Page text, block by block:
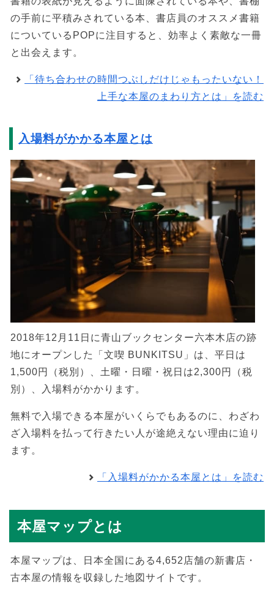
の手前に平積みされている本、書店員のオススメ書籍
についているPOPに注目すると、効率よく素敵な一冊
と出会えます。
「待ち合わせの時間つぶしだけじゃもったいない！
上手な本屋のまわり方とは」を読む
入場料がかかる本屋とは
2018年12月11日に青山ブックセンター六本木店の跡
地にオープンした「文喫 BUNKITSU」は、平日は
1,500円（税別）、土曜・日曜・祝日は2,300円（税
別）、入場料がかかります。
無料で入場できる本屋がいくらでもあるのに、わざわ
ざ入場料を払って行きたい人が途絶えない理由に迫り
ます。
「入場料がかかる本屋とは」を読む
本屋マップとは
本屋マップは、日本全国にある4,652店舗の新書店・
古本屋の情報を収録した地図サイトです。